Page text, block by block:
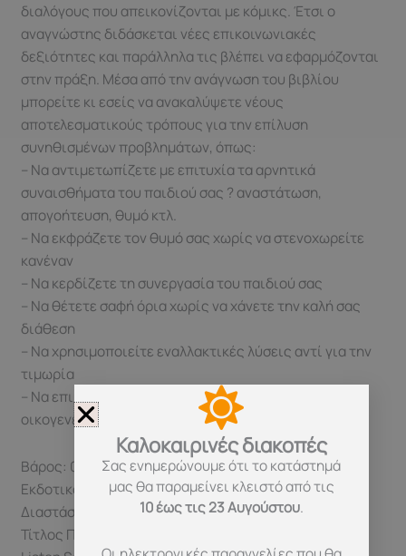
διαλόγους που απεικονίζονται με κόμικς. Έτσι ο
αναγνώστης διδάσκεται νέες επικοινωνιακές
δεξιότητες και παράλληλα τις βλέπει να εφαρμόζονται
στην πράξη. Μέσα από την ανάγνωση του βιβλίου
μπορείτε κι εσείς να ανακαλύψετε νέους
αποτελεσματικούς τρόπους για την επίλυση
συνηθισμένων προβλημάτων, όπως:
– Να αντιμετωπίζετε με επιτυχία τα αρνητικά
συναισθήματα του παιδιού σας ? αναστάτωση,
απογοήτευση, θυμό κτλ.
– Να εκφράζετε τον θυμό σας χωρίς να στενοχωρείτε
κανέναν
– Να κερδίζετε τη συνεργασία του παιδιού σας
– Να θέτετε σαφή όρια χωρίς να χάνετε την καλή σας
διάθεση
– Να χρησιμοποιείτε εναλλακτικές λύσεις αντί για την
τιμωρία
– Να επιλύετε με ειρηνικό τρόπο τυχόν περιστατικά
οικογενειακών συγκρούσεων
Βάρος: 0,63
Εκδοτικός οίκος: Εκδόσεις Πατάκη
Διαστάσεις: 14×21
Τίτλος Πρωτότυπου: How to Talk So Kids Will Listen &
Καλοκαιρινές διακοπές
Σας ενημερώνουμε ότι το κατάστημά
μας θα παραμείνει κλειστό από τις
10 έως τις 23 Αυγούστου.